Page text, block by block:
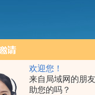
欢迎您！
来自局域网的朋
助您的吗？